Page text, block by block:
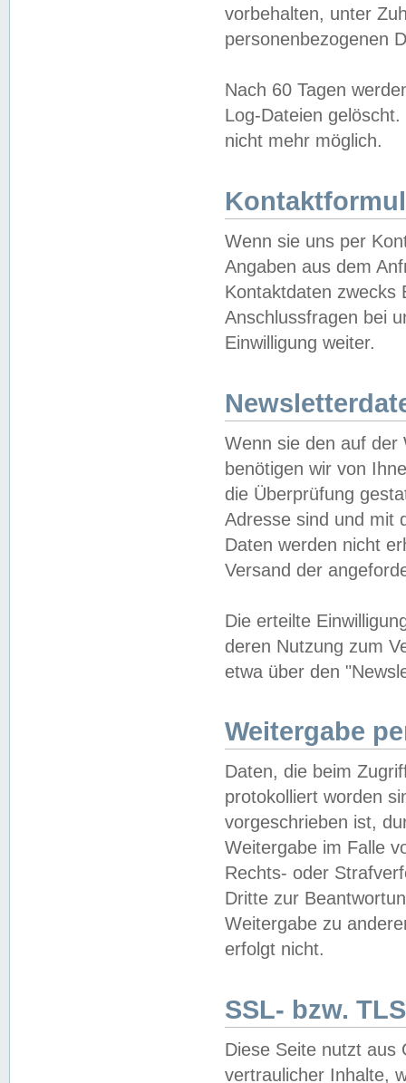
vorbehalten, unter
personenbezogenen
Nach 60 Tagen
Log-Dateien
nicht mehr möglich.
Wenn sie uns per
Angaben aus dem
Kontaktdaten zwecks
Anschlussfragen bei
Einwilligung weiter.
Wenn sie den auf der
benötigen wir von
die Überprüfung
Adresse sind und mit
Daten werden nicht
Versand der
Die erteilte
deren Nutzung zum
etwa über den
Weitergabe
Daten, die beim
protokolliert worden
vorgeschrieben ist,
Weitergabe im Falle
Rechts- oder
Dritte zur
Weitergabe zu
erfolgt nicht.
SSL- bzw.
Diese Seite nutzt aus
vertraulicher Inhalte,